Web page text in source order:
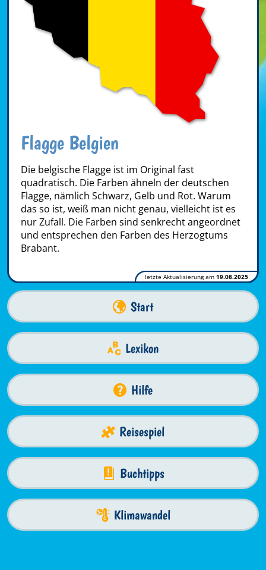
Flagge Belgien
Die belgische Flagge ist im Original fast
quadratisch. Die Farben ähneln der deutschen
Flagge, nämlich Schwarz, Gelb und Rot. Warum
das so ist, weiß man nicht genau, vielleicht ist es
nur Zufall. Die Farben sind senkrecht angeordnet
und entsprechen den Farben des Herzogtums
Brabant.
letzte Aktualisierung am 19.08.2025
Start
Lexikon
Hilfe
Reisespiel
Buchtipps
Klimawandel